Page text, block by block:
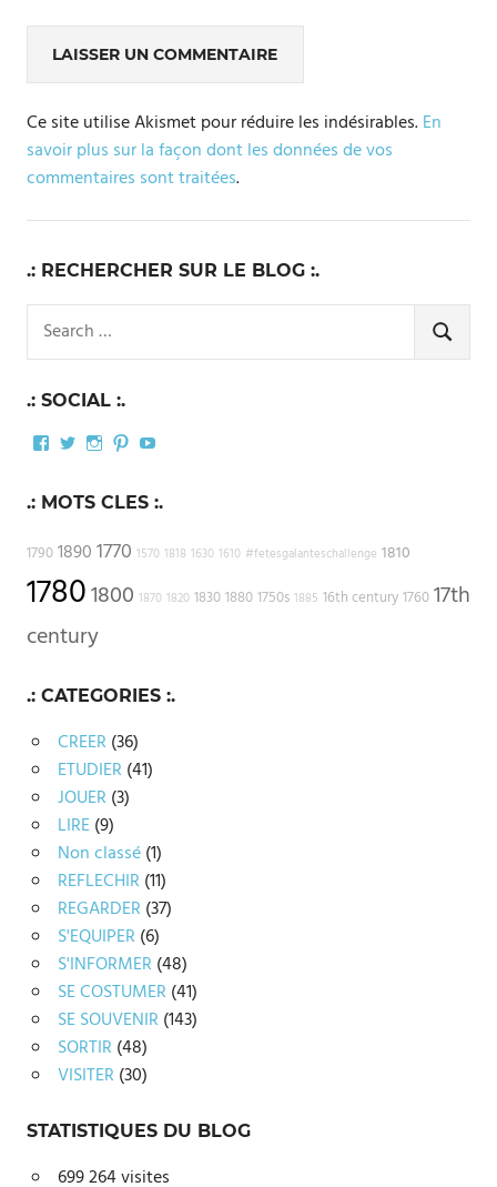
Ce site utilise Akismet pour réduire les indésirables.En
savoir plus sur la façon dont les données de vos
commentaires sont traitées.
.: RECHERCHER SUR LE BLOG :.
for:
SEARCH
.: SOCIAL :.
Facebook
TwitterInstagram
PinterestYouTube
.: MOTS CLES :.
1790 18901770 1570 1818 1630 1610 #fetesgalanteschallenge 1810
17801800 1870 1820 1830 1880 1750s 1885 16th century 1760 17th
century
.: CATEGORIES :.
CREER (36)
ETUDIER (41)
JOUER (3)
LIRE(9)
Non classé(1)
REFLECHIR (11)
REGARDER (37)
S'EQUIPER (6)
S'INFORMER (48)
SE COSTUMER (41)
SE SOUVENIR (143)
SORTIR (48)
VISITER (30)
STATISTIQUES DU BLOG
699 264 visites